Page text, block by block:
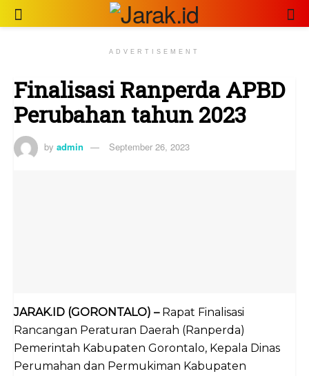
ADVERTISEMENT
Finalisasi Ranperda APBD
Perubahan tahun 2023
by admin September 26, 2023
JARAK.ID (GORONTALO) –Rapat Finalisasi
Rancangan Peraturan Daerah (Ranperda)
Pemerintah Kabupaten Gorontalo, Kepala Dinas
Perumahan dan Permukiman Kabupaten